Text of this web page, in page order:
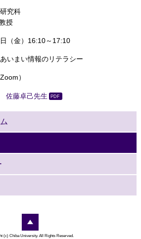
究科
授
（金）16:10～17:10
いまい情報のリテラシー
）
佐藤卓己先生
(c) Chiba University. All Rights Reserved.